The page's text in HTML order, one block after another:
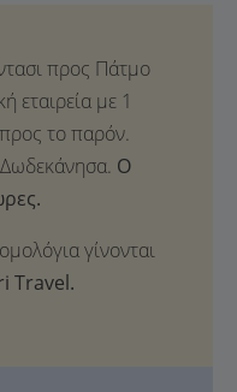
Ο
γίνονται
Travel.